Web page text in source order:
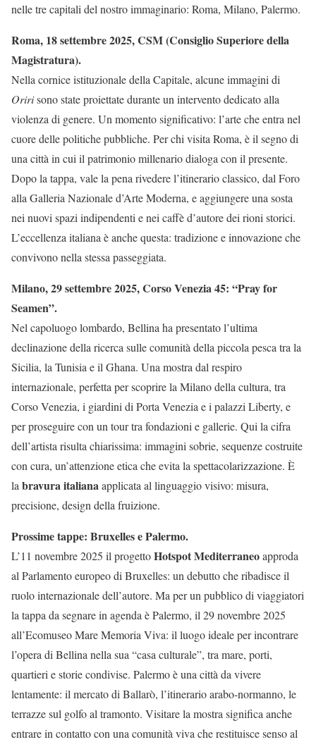
nelle tre capitali del nostro immaginario: Roma, Milano, Palermo.
Roma, 18 settembre 2025, CSM (Consiglio Superiore della
Magistratura).
Nella cornice istituzionale della Capitale, alcune immagini di
Oririsono state proiettate durante un intervento dedicato alla
violenza di genere. Un momento significativo: l’arte che entra nel
cuore delle politiche pubbliche. Per chi visita Roma, è il segno di
una città in cui il patrimonio millenario dialoga con il presente.
Dopo la tappa, vale la pena rivedere l’itinerario classico, dal Foro
alla Galleria Nazionale d’Arte Moderna, e aggiungere una sosta
nei nuovi spazi indipendenti e nei caffè d’autore dei rioni storici.
L’eccellenza italiana è anche questa: tradizione e innovazione che
convivono nella stessa passeggiata.
Milano, 29 settembre 2025, Corso Venezia 45: “Pray for
Seamen”.
Nel capoluogo lombardo, Bellina ha presentato l’ultima
declinazione della ricerca sulle comunità della piccola pesca tra la
Sicilia, la Tunisia e il Ghana. Una mostra dal respiro
internazionale, perfetta per scoprire la Milano della cultura, tra
Corso Venezia, i giardini di Porta Venezia e i palazzi Liberty, e
per proseguire con un tour tra fondazioni e gallerie. Qui la cifra
dell’artista risulta chiarissima: immagini sobrie, sequenze costruite
con cura, un’attenzione etica che evita la spettacolarizzazione. È
la bravura italianaapplicata al linguaggio visivo: misura,
precisione, design della fruizione.
Prossime tappe: Bruxelles e Palermo.
L’11 novembre 2025 il progettoHotspot Mediterraneoapproda
al Parlamento europeo di Bruxelles: un debutto che ribadisce il
ruolo internazionale dell’autore. Ma per un pubblico di viaggiatori
la tappa da segnare in agenda è Palermo, il 29 novembre 2025
all’Ecomuseo Mare Memoria Viva: il luogo ideale per incontrare
l’opera di Bellina nella sua “casa culturale”, tra mare, porti,
quartieri e storie condivise. Palermo è una città da vivere
lentamente: il mercato di Ballarò, l’itinerario arabo-normanno, le
terrazze sul golfo al tramonto. Visitare la mostra significa anche
entrare in contatto con una comunità viva che restituisce senso al